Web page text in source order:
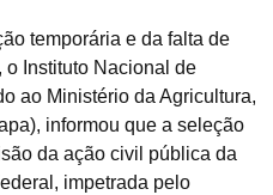
temporária e da falta de
o Instituto Nacional de
ao Ministério da Agricultura,
informou que a seleção
da ação civil pública da
impetrada pelo